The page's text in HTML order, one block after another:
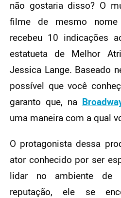
não gostaria disso? O
filme de mesmo
recebeu 10 indicações
estatueta de Melhor
Jessica Lange. Baseado
possível que você
garanto que, na
uma maneira com a qual
O protagonista dessa
ator conhecido por ser
lidar no ambiente de
reputação, ele se